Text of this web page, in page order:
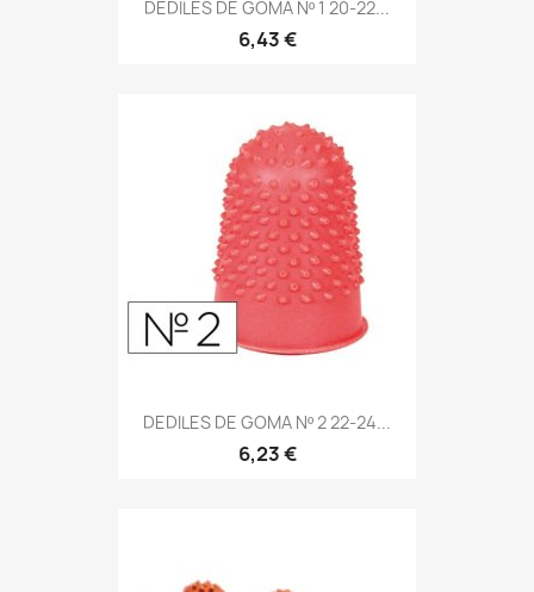
DEDILES DE GOMA Nº 1 20-22...
6,43 €
DEDILES DE GOMA Nº 2 22-24...
6,23 €